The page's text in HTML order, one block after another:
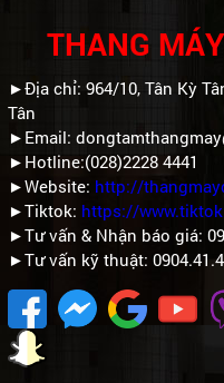
THANG
►Địa chỉ: 964/10, Tân Kỳ
Tân
►Email:
►Hotline:(028)2228 4441
►Website: http://
►Tiktok: https://
►Tư vấn & Nhận báo giá:
►Tư vấn kỹ thuật: